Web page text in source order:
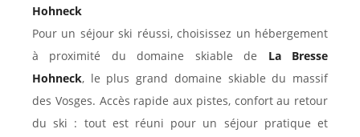
Hohneck
Pour un séjour ski réussi, choisissez un hébergement
à proximité du domaine skiable de La Bresse
Hohneck, le plus grand domaine skiable du massif
des Vosges. Accès rapide aux pistes, confort au retour
du ski : tout est réuni pour un séjour pratique et